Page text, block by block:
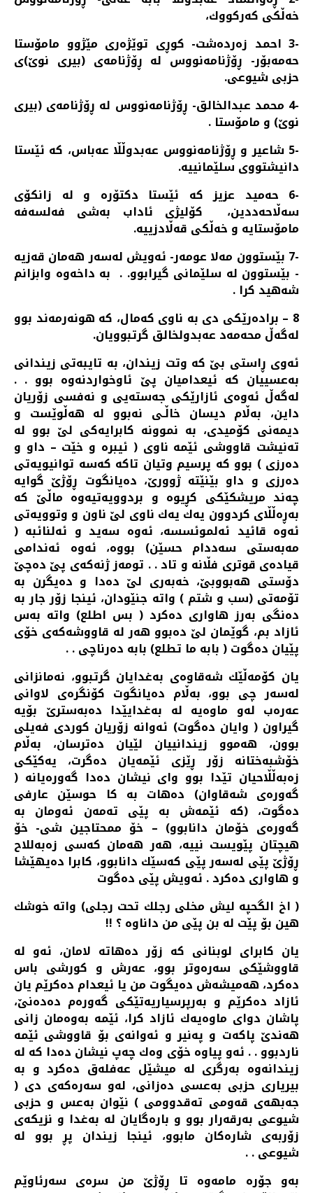
خه‌ڵكی كه‌ركووك،
-3 احمد زه‌رده‌شت- كوڕی توێژه‌ری مێژوو مامۆستا
حه‌مه‌بۆر- ڕۆژنامه‌نووس له‌ ڕۆژنامه‌ی (بیری نوێ)ی
حزبی شیوعی.
-4 محمد عبدالخالق- ڕۆژنامه‌نووس له‌ ڕۆژنامه‌ی (بیری
نوێ) و مامۆستا .
-5 شاعیر و ڕۆژنامه‌نووس عه‌بدوڵڵا عه‌باس، كه‌ ئێستا
دانیشتووی سلێمانییه‌.
-6 حه‌مید عزیز كه‌ ئێستا دكتۆره‌ و له‌ زانكۆی
سه‌ڵاحه‌ددین، كۆلیژی ئاداب به‌شی فه‌لسه‌فه‌
مامۆستایه ‌و خه‌ڵكی قه‌ڵادزییه‌.
-7 بێستوون مه‌لا عومه‌ر- ئه‌ویش له‌سه‌ر هه‌مان قه‌زیه‌
- بێستوون له‌ سلێمانی گیرابوو. . به‌ داخه‌وه‌ وابزانم
شه‌هید كرا .
8 – براده‌رێكی دی به‌ ناوی كه‌مال، كه‌ هونه‌رمه‌ند بوو
له‌گه‌ڵ محه‌مه‌د عه‌بدولخالق گرتبوویان.
ئه‌وی ڕاستی بێ كه‌ وتت زیندان، به‌ تایبه‌تی زیندانی
به‌عسییان كه‌ ئیعدامیان پێ ئاوخواردنه‌وه‌ بوو . .
له‌گه‌ڵ ئه‌وه‌ی ئازارێكی جه‌سته‌یی و نه‌فسی زۆریان
داین، به‌ڵام دیسان خاڵـی نه‌بوو له‌ هه‌ڵوێست و
دیمه‌نی كۆمیدی، به‌ نموونه‌ كابرایه‌كی لێ بوو له‌
ته‌نیشت قاووشی ئێمه‌ ناوی ( ئیبره‌ و خێت – داو و
ده‌رزی ) بوو كه‌ پرسیم وتیان تاكه‌ كه‌سه‌ توانیویه‌تی
ده‌رزی و داو بێنێته‌ ژوورێ، ده‌یانگوت ڕۆژێ گوایه‌
چه‌ند مریشكێكی كڕیوه‌ و بردوویه‌تیه‌وه‌ ماڵێ كه‌
به‌ڕه‌ڵڵای كردوون یه‌ك یه‌ك ناوی لێ ناون و وتوویه‌تی
ئه‌وه‌ قائید ئه‌لموئسسه‌، ئه‌وه‌ سه‌ید و ئه‌لنائبه‌ (
مه‌به‌ستی سه‌ددام حسێن) بووه‌، ئه‌وه‌ ئه‌ندامی
قیاده‌ی قوتری فڵانه‌ و تاد . . تومه‌ز ژنه‌كه‌ی پێ ده‌چێ
دۆستی هه‌بووبێ، خه‌به‌ری لێ ده‌دا و ده‌یگرن به‌
تۆمه‌تی (سب و شتم ) واته‌ جنێودان، ئینجا زۆر جار به‌
ده‌نگی به‌رز هاواری ده‌كرد ( بس اطلع) واته‌ به‌س
ئازاد بم، گوێمان لێ ده‌بوو هه‌ر له‌ قاووشه‌كه‌ی خۆی
پێیان ده‌گوت ( بابه‌ ما تطلع) بابه‌‌ ده‌رناچی . .
یان كۆمه‌ڵێك شه‌قاوه‌ی به‌غدایان گرتبوو، نه‌مانزانی
له‌سه‌ر چی بوو‌، به‌ڵام ده‌یانگوت كۆنگره‌ی لاوانی
عه‌ره‌ب له‌و ماوه‌یه‌ له‌ به‌غدایێدا ده‌به‌سترێ بۆیه‌
گیراون ( وایان ده‌گوت) ئه‌وانه‌ زۆریان كوردی فه‌یلی
بوون، هه‌موو زیندانییان لێیان ده‌ترسان، به‌ڵام
خۆشبه‌ختانه‌ زۆر ڕێزی ئێمه‌یان ده‌گرت، یه‌كێكی
زه‌به‌ڵڵاحیان تێدا بوو وای نیشان ده‌دا گه‌وره‌یانه‌ (
گه‌وره‌ی شه‌قاوان) ده‌هات به‌ كا حوسێن عارفی
ده‌گوت، (كه‌ ئێمه‌ش به‌ پێی ته‌مه‌ن ئه‌ومان به‌
گه‌وره‌ی خۆمان دانابوو) – خۆ ممحتاجین شی- خۆ
هیچتان پێویست نییه‌، هه‌ر هه‌مان كه‌سی زه‌به‌للاح
ڕۆژێ پێی له‌سه‌ر پێی كه‌سێك دانابوو، كابرا ده‌یهێشا
و هاواری ده‌كرد . ئه‌ویش پێی ده‌گوت
( اخ الگحپه‌ لیش مخلی رجلك تحت رجلی) واته‌ خوشك
هین بۆ پێت له‌ بن پێی من داناوه‌ ؟ !!
یان كابرای لوبنانی كه‌ زۆر ده‌هاته‌ لامان، ئه‌و له‌
قاووشێكی سه‌ره‌و‌تر بوو، عه‌رش و كورشی باس
ده‌كرد، هه‌میشه‌ش ده‌یگوت من یا ئیعدام ده‌كرێم یان
ئازاد ده‌كرێم و به‌رپرسیاریه‌تێكی گه‌وره‌م ده‌ده‌نێ،
پاشان دوای ماوه‌یه‌ك ئازاد كرا، ئێمه‌ به‌وه‌مان زانی
هه‌ندێ پاكه‌ت و په‌نیر و ئه‌وانه‌ی بۆ قاووشی ئێمه‌
ناردبوو . . ئه‌و پیاوه‌ خۆی وه‌ك چه‌پ نیشان ده‌دا كه‌ له‌
زیندانه‌وه‌ به‌رگری له‌ میشێل عه‌فله‌ق ده‌كرد و به‌
بیریاری حزبی به‌عسی ده‌زانی، له‌و سه‌ره‌كه‌ی دی (
جه‌بهه‌ی قه‌ومی ته‌قدوومی ) نێوان به‌عس و حزبی
شیوعی به‌رقه‌رار بوو و باره‌گایان له‌ به‌غدا و نزیكه‌ی
زۆربه‌ی شاره‌كان مابوو، ئینجا زیندان پڕ بوو له‌
شیوعی . .
به‌و جۆره‌ مامه‌وه‌ تا ڕۆژێ من سره‌ی سه‌رئاوێم